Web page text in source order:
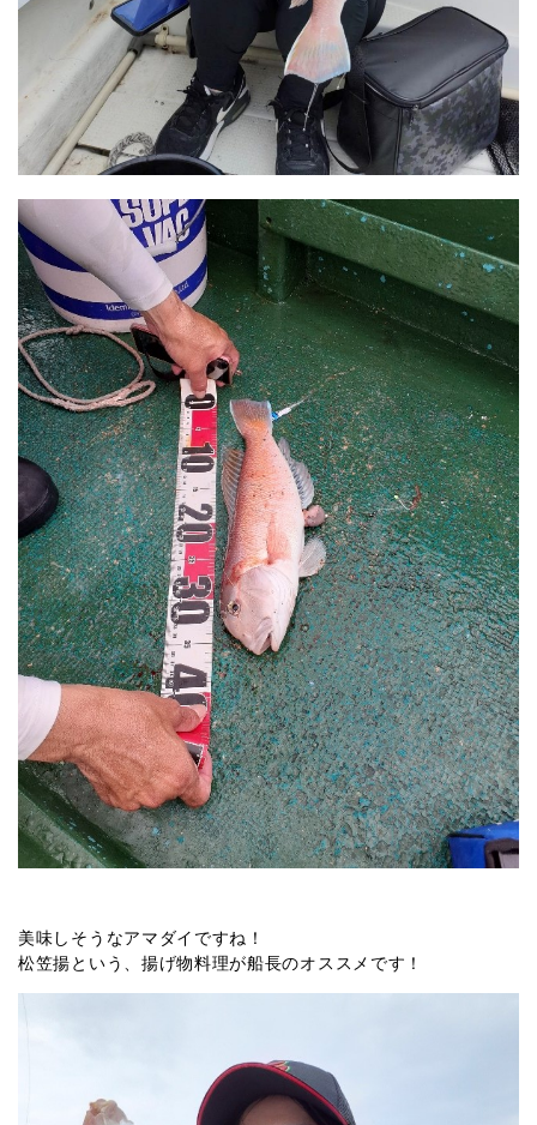
美味しそうなアマダイですね！
松笠揚という、揚げ物料理が船長のオススメです！